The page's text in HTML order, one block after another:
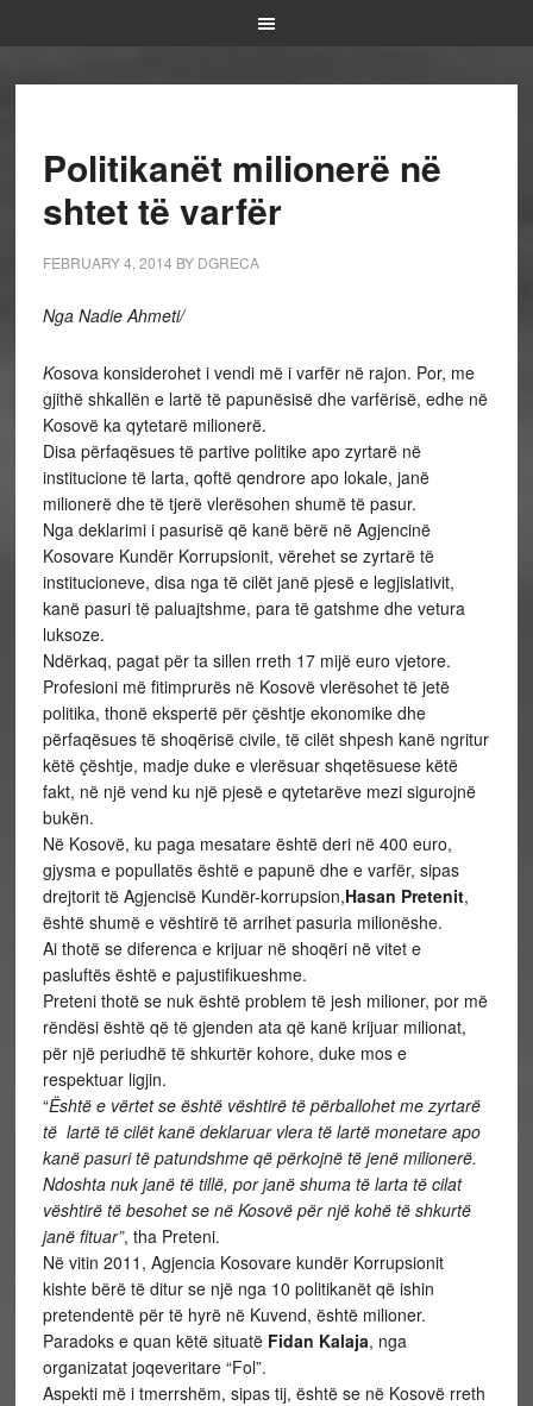
Politikanët milionerë në
shtet të varfër
FEBRUARY 4, 2014 BY DGRECA
Nga Nadie Ahmeti/
Kosova konsiderohet i vendi më i varfër në rajon. Por, me
gjithë shkallën e lartë të papunësisë dhe varfërisë, edhe në
Kosovë ka qytetarë milionerë.
Disa përfaqësues të partive politike apo zyrtarë në
institucione të larta, qoftë qendrore apo lokale, janë
milionerë dhe të tjerë vlerësohen shumë të pasur.
Nga deklarimi i pasurisë që kanë bërë në Agjencinë
Kosovare Kundër Korrupsionit, vërehet se zyrtarë të
institucioneve, disa nga të cilët janë pjesë e legjislativit,
kanë pasuri të paluajtshme, para të gatshme dhe vetura
luksoze.
Ndërkaq, pagat për ta sillen rreth 17 mijë euro vjetore.
Profesioni më fitimprurës në Kosovë vlerësohet të jetë
politika, thonë ekspertë për çështje ekonomike dhe
përfaqësues të shoqërisë civile, të cilët shpesh kanë ngritur
këtë çështje, madje duke e vlerësuar shqetësuese këtë
fakt, në një vend ku një pjesë e qytetarëve mezi sigurojnë
bukën.
Në Kosovë, ku paga mesatare është deri në 400 euro,
gjysma e popullatës është e papunë dhe e varfër, sipas
drejtorit të Agjencisë Kundër-korrupsion,Hasan Pretenit,
është shumë e vështirë të arrihet pasuria milionëshe.
Ai thotë se diferenca e krijuar në shoqëri në vitet e
pasluftës është e pajustifikueshme.
Preteni thotë se nuk është problem të jesh milioner, por më
rëndësi është që të gjenden ata që kanë krijuar milionat,
për një periudhë të shkurtër kohore, duke mos e
respektuar ligjin.
“Është e vërtet se është vështirë të përballohet me zyrtarë
të lartë të cilët kanë deklaruar vlera të lartë monetare apo
kanë pasuri të patundshme që përkojnë të jenë milionerë.
Ndoshta nuk janë të tillë, por janë shuma të larta të cilat
vështirë të besohet se në Kosovë për një kohë të shkurtë
janë fituar”, tha Preteni.
Në vitin 2011, Agjencia Kosovare kundër Korrupsionit
kishte bërë të ditur se një nga 10 politikanët që ishin
pretendentë për të hyrë në Kuvend, është milioner.
Paradoks e quan këtë situatë Fidan Kalaja, nga
organizatat joqeveritare “Fol”.
Aspekti më i tmerrshëm, sipas tij, është se në Kosovë rreth